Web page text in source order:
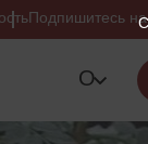
Подпишитесь
О